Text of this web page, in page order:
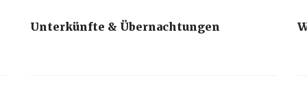
Unterkünfte & Übernachtungen